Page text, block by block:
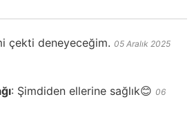
çekti deneyeceğim. 05 Aralık 2025
: Şimdiden ellerine sağlık😊 06